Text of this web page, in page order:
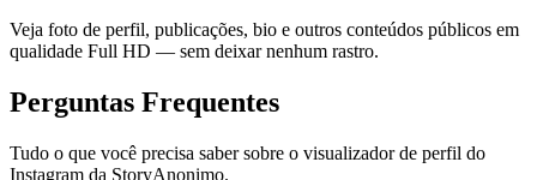
Veja foto de perfil, publicações, bio e outros conteúdos públicos em
qualidade Full HD — sem deixar nenhum rastro.
Perguntas Frequentes
Tudo o que você precisa saber sobre o visualizador de perfil do
Instagram da StoryAnonimo.